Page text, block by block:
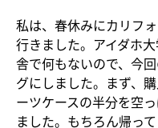
私は、春休みにカリフ
行きました。アイダホ
舎で何もないので、今
グにしました。まず、
ーツケースの半分を空
ました。もちろん帰っ